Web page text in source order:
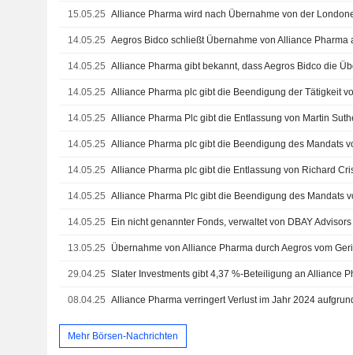
15.05.25 Alliance Pharma wird nach Übernahme von der
14.05.25 Aegros Bidco schließt Übernahme von Alliance Pharma
14.05.25
14.05.25
14.05.25
14.05.25
14.05.25
14.05.25
14.05.25
13.05.25 Übernahme von Alliance Pharma durch Aegros vom
29.04.25
08.04.25
Mehr Börsen-Nachrichten